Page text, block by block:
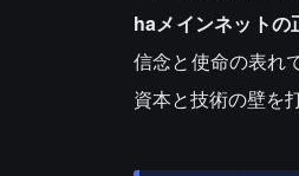
haメインネットの
信念と使命の表れ
資本と技術の壁を